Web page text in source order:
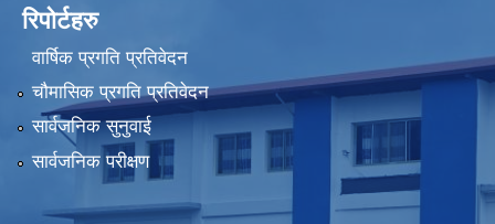
रिपोर्टहरु
वार्षिक प्रगति प्रतिवेदन
चौमासिक प्रगति प्रतिवेदन
सार्वजनिक सुनुवाई
सार्वजनिक परीक्षण